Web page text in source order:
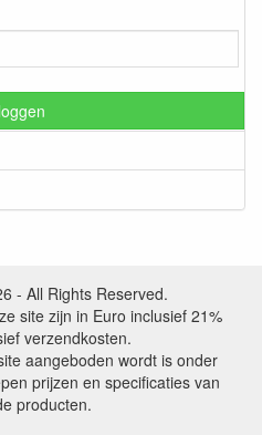
- All Rights Reserved.
site zijn in Euro inclusief 21%
verzendkosten.
aangeboden wordt is onder
prijzen en specificaties van
producten.